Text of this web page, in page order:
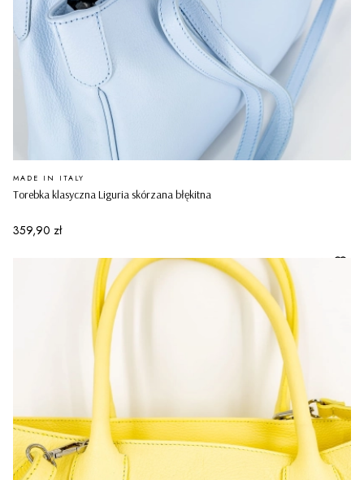
Torebka klasyczna Liguria skórzana błękitna
PRODUCENT
MADE IN ITALY
Cena
359,90 zł